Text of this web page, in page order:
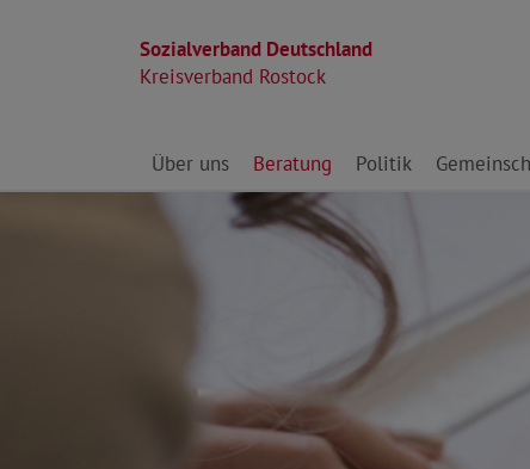
Sozialverband Deutschland
Kreisverband Rostock
Direkt zu den Inhalten springen
Über uns Beratung Politik